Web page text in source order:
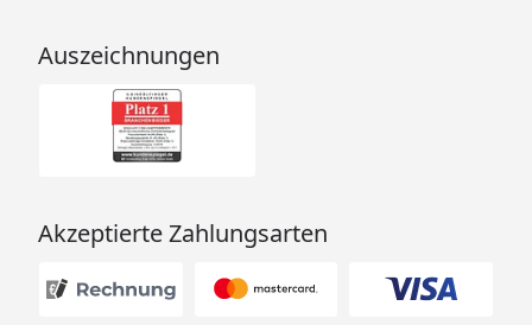
Auszeichnungen
Akzeptierte Zahlungsarten